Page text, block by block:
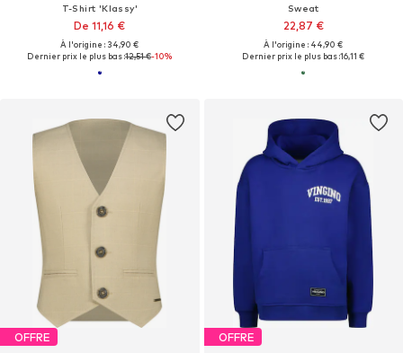
T-Shirt 'Klassy'
De 11,16 €
À l'origine : 34,90 €
Dernier prix le plus bas :12,51 €-10%
Sweat
22,87 €
À l'origine : 44,90 €
Dernier prix le plus bas :16,11 €
OFFRE OFFRE